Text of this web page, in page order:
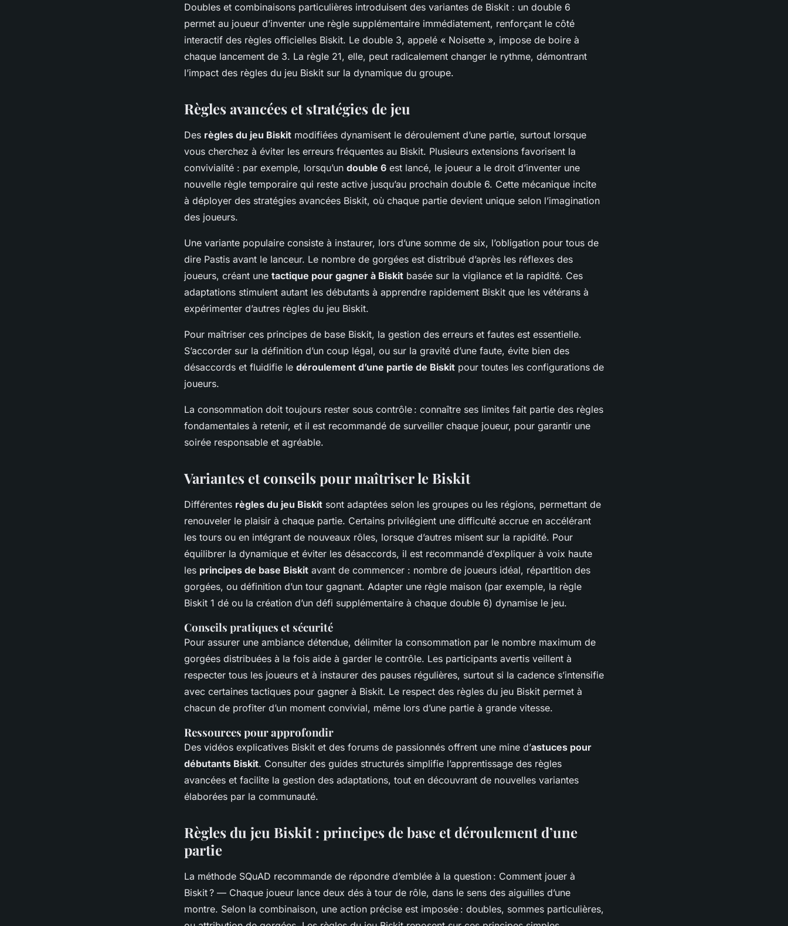
Doubles et combinaisons particulières introduisent des variantes de Biskit : un double 6
permet au joueur d’inventer une règle supplémentaire immédiatement, renforçant le côté
interactif des règles officielles Biskit. Le double 3, appelé « Noisette », impose de boire à
chaque lancement de 3. La règle 21, elle, peut radicalement changer le rythme, démontrant
l’impact des règles du jeu Biskit sur la dynamique du groupe.
Règles avancées et stratégies de jeu
Des règles du jeu Biskit modifiées dynamisent le déroulement d’une partie, surtout lorsque
vous cherchez à éviter les erreurs fréquentes au Biskit. Plusieurs extensions favorisent la
convivialité : par exemple, lorsqu’un double 6 est lancé, le joueur a le droit d’inventer une
nouvelle règle temporaire qui reste active jusqu’au prochain double 6. Cette mécanique incite
à déployer des stratégies avancées Biskit, où chaque partie devient unique selon l’imagination
des joueurs.
Une variante populaire consiste à instaurer, lors d’une somme de six, l’obligation pour tous de
dire Pastis avant le lanceur. Le nombre de gorgées est distribué d’après les réflexes des
joueurs, créant une tactique pour gagner à Biskit basée sur la vigilance et la rapidité. Ces
adaptations stimulent autant les débutants à apprendre rapidement Biskit que les vétérans à
expérimenter d’autres règles du jeu Biskit.
Pour maîtriser ces principes de base Biskit, la gestion des erreurs et fautes est essentielle.
S’accorder sur la définition d’un coup légal, ou sur la gravité d’une faute, évite bien des
désaccords et fluidifie le déroulement d’une partie de Biskit pour toutes les configurations de
joueurs.
La consommation doit toujours rester sous contrôle : connaître ses limites fait partie des règles
fondamentales à retenir, et il est recommandé de surveiller chaque joueur, pour garantir une
soirée responsable et agréable.
Variantes et conseils pour maîtriser le Biskit
Différentes règles du jeu Biskit sont adaptées selon les groupes ou les régions, permettant de
renouveler le plaisir à chaque partie. Certains privilégient une difficulté accrue en accélérant
les tours ou en intégrant de nouveaux rôles, lorsque d’autres misent sur la rapidité. Pour
équilibrer la dynamique et éviter les désaccords, il est recommandé d’expliquer à voix haute
les principes de base Biskit avant de commencer : nombre de joueurs idéal, répartition des
gorgées, ou définition d’un tour gagnant. Adapter une règle maison (par exemple, la règle
Biskit 1 dé ou la création d’un défi supplémentaire à chaque double 6) dynamise le jeu.
Conseils pratiques et sécurité
Pour assurer une ambiance détendue, délimiter la consommation par le nombre maximum de
gorgées distribuées à la fois aide à garder le contrôle. Les participants avertis veillent à
respecter tous les joueurs et à instaurer des pauses régulières, surtout si la cadence s’intensifie
avec certaines tactiques pour gagner à Biskit. Le respect des règles du jeu Biskit permet à
chacun de profiter d’un moment convivial, même lors d’une partie à grande vitesse.
Ressources pour approfondir
Des vidéos explicatives Biskit et des forums de passionnés offrent une mine d’astuces pour
débutants Biskit. Consulter des guides structurés simplifie l’apprentissage des règles
avancées et facilite la gestion des adaptations, tout en découvrant de nouvelles variantes
élaborées par la communauté.
Règles du jeu Biskit : principes de base et déroulement d’une
partie
La méthode SQuAD recommande de répondre d’emblée à la question : Comment jouer à
Biskit ? — Chaque joueur lance deux dés à tour de rôle, dans le sens des aiguilles d’une
montre. Selon la combinaison, une action précise est imposée : doubles, sommes particulières,